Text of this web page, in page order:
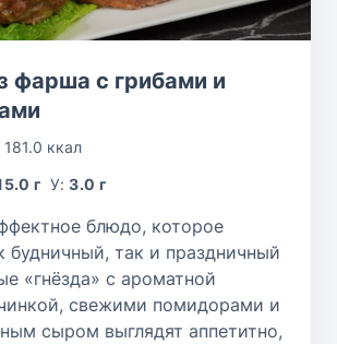
фарша с грибами и
181.0 ккал
г У:3.0 г
блюдо, которое
будничный, так и праздничный
«гнёзда» с ароматной
свежими помидорами и
сыром выглядят аппетитно,